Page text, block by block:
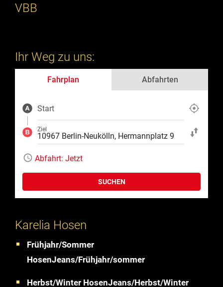
VBB
Ihr Weg zu uns:
Fahrplan Abfahrten
Start
Ziel
Start und Ziel
Abfahrt: Jetzt
SUCHEN
Karelia Hosen
Frühjahr/Sommer
HosenJeans/Frühjahr/sommer
Herbst/Winter HosenJeans/Herbst/Winter